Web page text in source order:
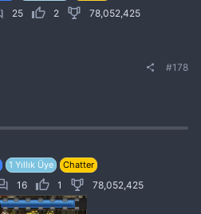
25 2
78,052,425
#178
1 Yıllık Üye Chatter
16 1 78,052,425